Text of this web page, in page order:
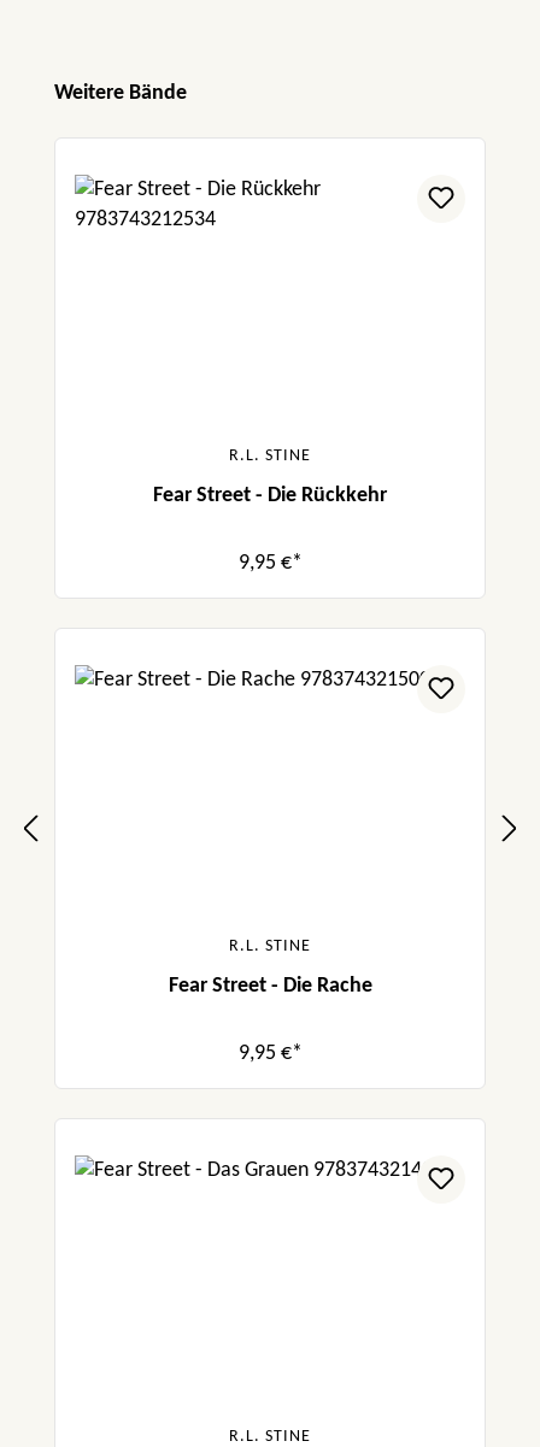
Produktgalerie überspringen
Weitere Bände
R.L. STINE
Fear Street - Die Rückkehr
9,95 €*
R.L. STINE
Fear Street - Die Rache
9,95 €*
R.L. STINE